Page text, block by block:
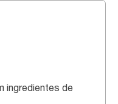
ingredientes de